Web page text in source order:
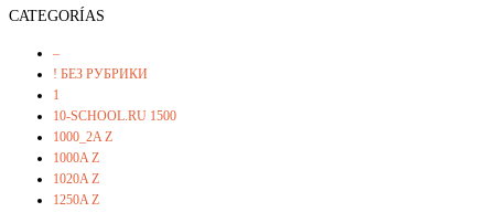
CATEGORÍAS
–
! БЕЗ РУБРИКИ
1
10-SCHOOL.RU 1500
1000_2A Z
1000A Z
1020A Z
1250A Z